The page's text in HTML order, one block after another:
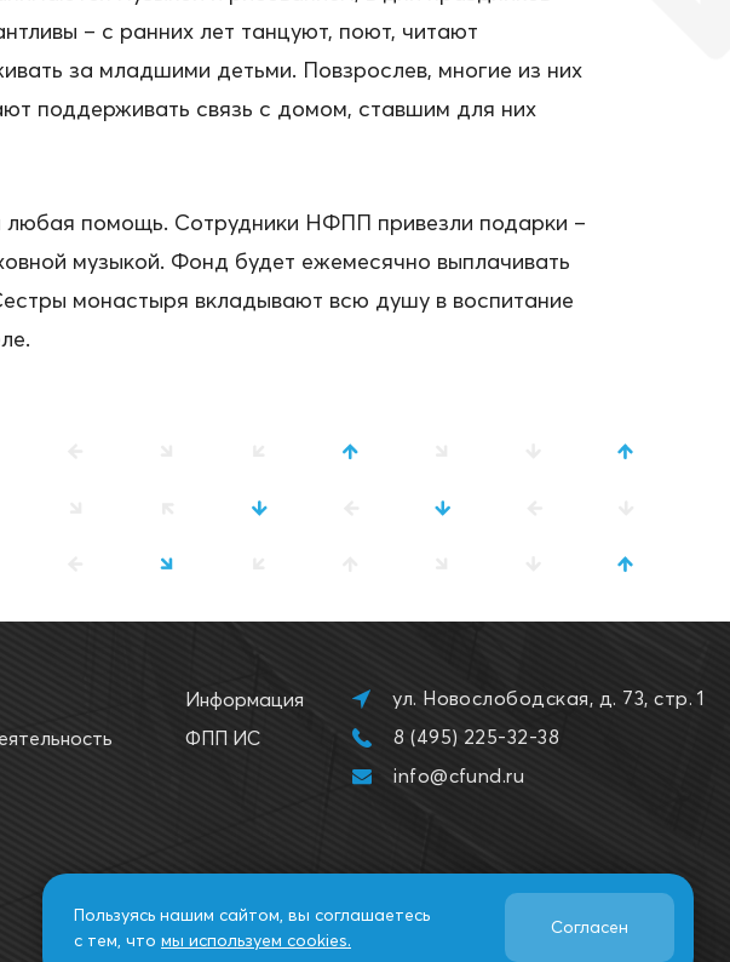
– с ранних лет танцуют, поют, читают
за младшими детьми. Повзрослев, многие из них
поддерживать связь с домом, ставшим для них
любая помощь. Сотрудники НФПП привезли подарки –
музыкой. Фонд будет ежемесячно выплачивать
монастыря вкладывают всю душу в воспитание
Информация
ФПП ИС
ул. Новослободская, д. 73, стр. 1
8 (495) 225-32-38
info@cfund.ru
Пользуясь нашим сайтом, вы соглашаетесь
с тем, что мы используем cookies.
Согласен